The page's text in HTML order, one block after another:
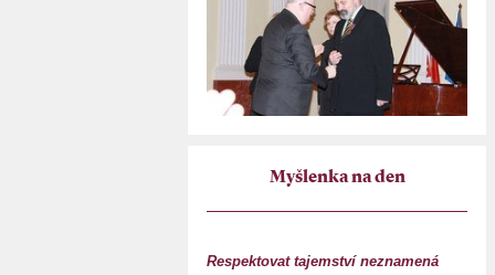
Myšlenka na den
Respektovat tajemství neznamená